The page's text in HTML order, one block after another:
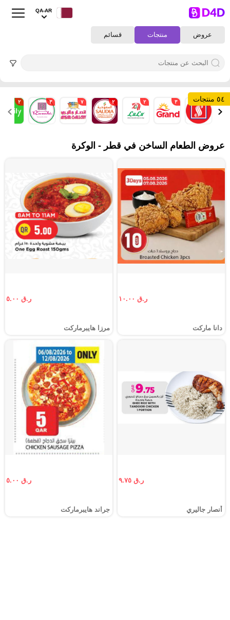
عروض منتجات قسائم
QA-AR
٥٤ منتجات ٢ ٣ ٢ ٢ ٧ ٣ ٢
عروض الطعام الساخن في قطر - الوكرة
ر.ق ١٠.٠٠
دانا ماركت
ر.ق ٥.٠٠
مرزا هايبرماركت
ر.ق ٩.٧٥
أنصار جاليري
ر.ق ٥.٠٠
جراند هايبرماركت